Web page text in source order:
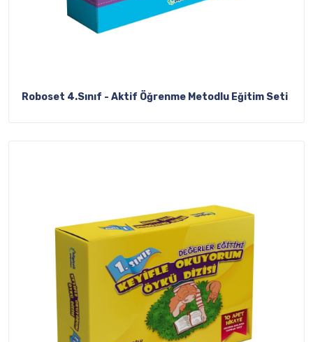
Roboset 4.Sınıf - Aktif Öğrenme Metodlu Eğitim Seti